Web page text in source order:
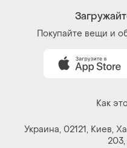
Покупайте вещи и
Как
Украина, 02121, Киев,